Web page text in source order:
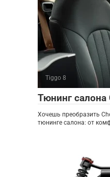
Tiggo 8
Тюнинг салона
Хочешь преобразить
тюнинге салона: от